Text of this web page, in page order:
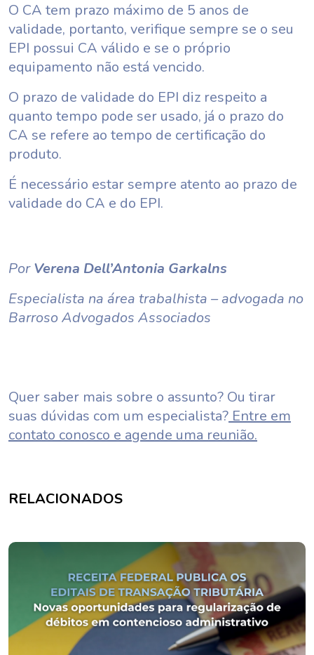
O CA tem prazo máximo de 5 anos de
validade, portanto, verifique sempre se o seu
EPI possui CA válido e se o próprio
equipamento não está vencido.
O prazo de validade do EPI diz respeito a
quanto tempo pode ser usado, já o prazo do
CA se refere ao tempo de certificação do
produto.
É necessário estar sempre atento ao prazo de
validade do CA e do EPI.
PorVerena Dell’Antonia Garkalns
Especialista na área trabalhista – advogada no
Barroso Advogados Associados
Quer saber mais sobre o assunto? Ou tirar
suas dúvidas com um especialista? Entre em
contato conosco e agende uma reunião.
RELACIONADOS